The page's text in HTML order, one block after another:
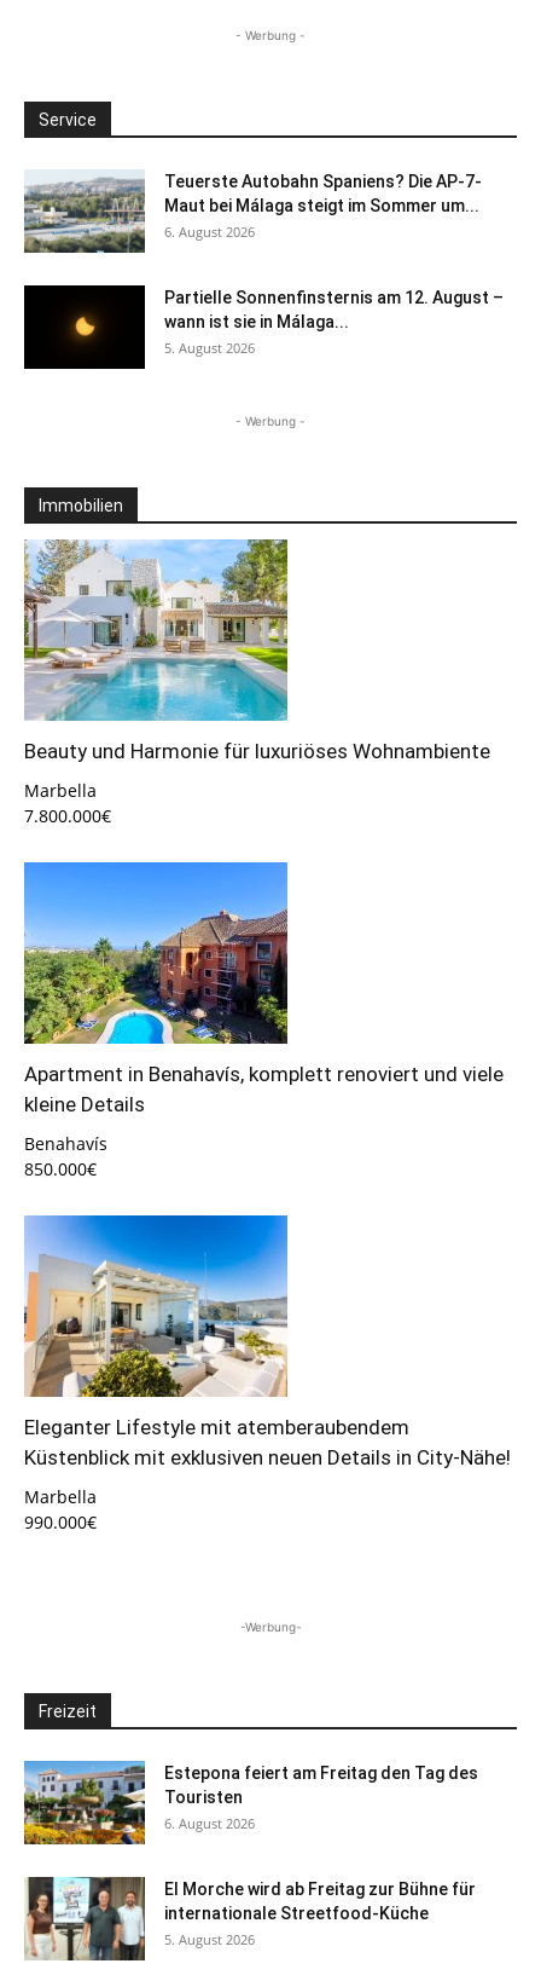
- Werbung -
Service
Teuerste Autobahn Spaniens? Die AP-7-
Maut bei Málaga steigt im Sommer um...
6. August 2026
Partielle Sonnenfinsternis am 12. August –
wann ist sie in Málaga...
5. August 2026
- Werbung -
Immobilien
Beauty und Harmonie für luxuriöses Wohnambiente
Marbella
7.800.000€
Apartment in Benahavís, komplett renoviert und viele
kleine Details
Benahavís
850.000€
Eleganter Lifestyle mit atemberaubendem
Küstenblick mit exklusiven neuen Details in City-Nähe!
Marbella
990.000€
-Werbung-
Freizeit
Estepona feiert am Freitag den Tag des
Touristen
6. August 2026
El Morche wird ab Freitag zur Bühne für
internationale Streetfood-Küche
5. August 2026